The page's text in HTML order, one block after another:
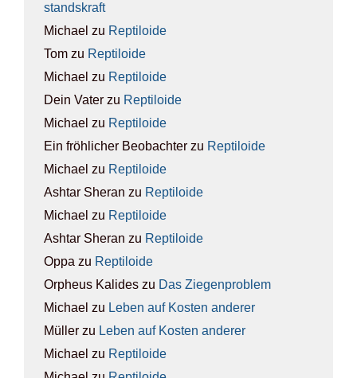
stands­kraft
Michael zu Rep­ti­lo­ide
Tom zu Rep­ti­lo­ide
Michael zu Rep­ti­lo­ide
Dein Vater zu Rep­ti­lo­ide
Michael zu Rep­ti­lo­ide
Ein fröhlicher Beobachter zu Rep­ti­lo­ide
Michael zu Rep­ti­lo­ide
Ashtar Sheran zu Rep­ti­lo­ide
Michael zu Rep­ti­lo­ide
Ashtar Sheran zu Rep­ti­lo­ide
Oppa zu Rep­ti­lo­ide
Orpheus Kalides zu Das Zie­gen­pro­blem
Michael zu Leben auf Kos­ten ande­rer
Müller zu Leben auf Kos­ten ande­rer
Michael zu Rep­ti­lo­ide